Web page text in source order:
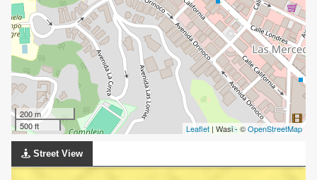
200 m
500 ft
Leaflet | Wasi - ©OpenStreetMap
Street View